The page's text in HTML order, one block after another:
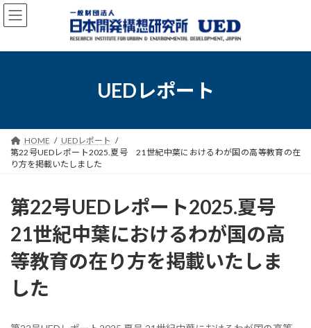
コ
ン
プ
ナ
ビ
動
UEDレポート
HOME
UEDレポート
第22号UEDレポート2025.夏号 21世紀中葉におけるわが国の高等教育の在
り方を掲載いたしました
第22号UEDレポート2025.夏号
21世紀中葉におけるわが国の高
等教育の在り方を掲載いたしま
した